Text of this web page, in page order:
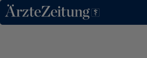
Direkt zum Inhaltsbereich